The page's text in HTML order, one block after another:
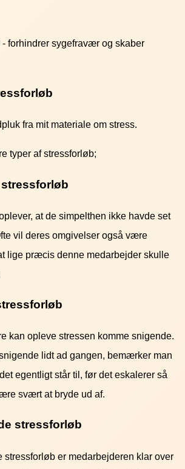
fra mit materiale om stress.
typer af stressforløb;
at de simpelthen ikke havde set
vil deres omgivelser også være
lige præcis denne medarbejder skulle
kan opleve stressen komme snigende.
lidt ad gangen, bemærker man
egentligt står til, før det eskalerer så
svært at bryde ud af.
stressforløb
stressforløb er medarbejderen klar over